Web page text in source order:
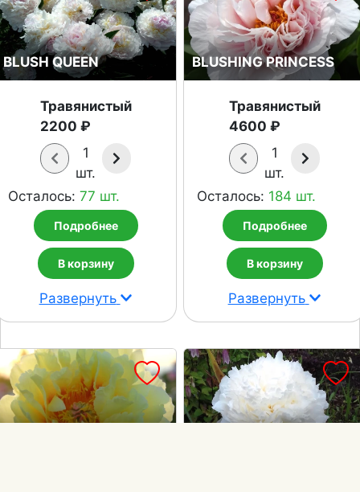
BLUSH QUEEN
Травянистый
2200 ₽
1
шт.
Осталось: 77 шт.
Подробнее
В корзину
Развернуть
BLUSHING PRINCESS
Травянистый
4600 ₽
1
шт.
Осталось: 184 шт.
Подробнее
В корзину
Развернуть